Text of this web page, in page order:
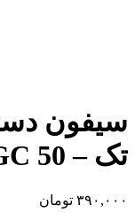
تک – Tetratec GC 50
۳۹۰,۰۰۰ تومان